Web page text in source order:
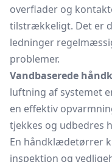
overflader og
tilstrækkeligt. Det er
ledninger
problemer.
Vandbaserede
luftning af systemet
en effektiv
tjekkes og udbedres
En håndklædetørrer
inspektion og